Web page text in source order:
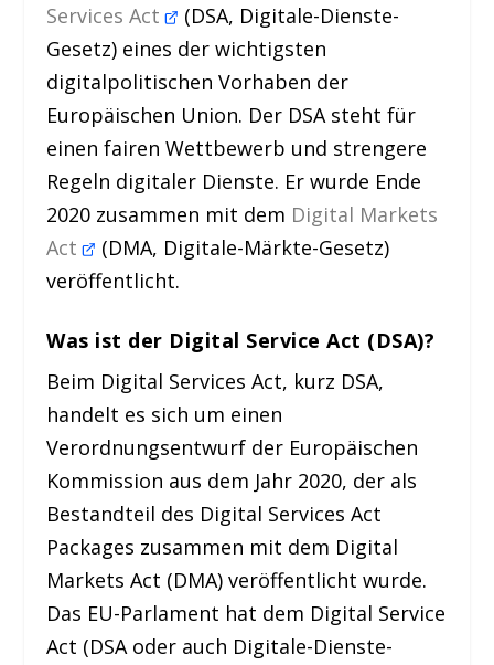
Services Act
(DSA, Digitale-Dienste-
Gesetz) eines der wichtigsten
digitalpolitischen Vorhaben der
Europäischen Union. Der DSA steht für
einen fairen Wettbewerb und strengere
Regeln digitaler Dienste. Er wurde Ende
2020 zusammen mit dem Digital Markets
Act
(DMA, Digitale-Märkte-Gesetz)
veröffentlicht.
Was ist der Digital Service Act (DSA)?
Beim Digital Services Act, kurz DSA,
handelt es sich um einen
Verordnungsentwurf der Europäischen
Kommission aus dem Jahr 2020, der als
Bestandteil des Digital Services Act
Packages zusammen mit dem Digital
Markets Act (DMA) veröffentlicht wurde.
Das EU-Parlament hat dem Digital Service
Act (DSA oder auch Digitale-Dienste-